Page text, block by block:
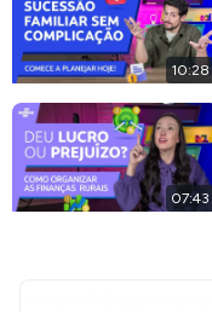
10:28
07:43